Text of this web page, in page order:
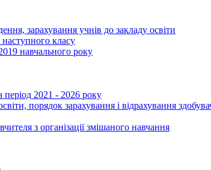
зарахування учнів до закладу освіти
класу
навчального року
період 2021 - 2026 року
порядок зарахування і відрахування
з організації змішаного навчання